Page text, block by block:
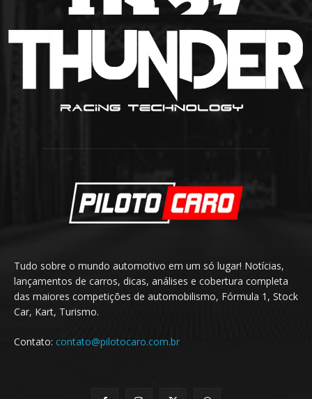
Tudo sobre o mundo automotivo em um só lugar! Notícias,
lançamentos de carros, dicas, análises e cobertura completa
das maiores competições de automobilismo, Fórmula 1, Stock
Car, Kart, Turismo.
Contato: contato@pilotocaro.com.br